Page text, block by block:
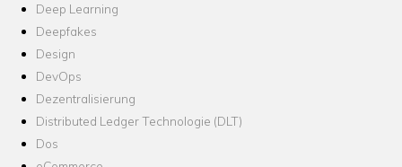
Deep Learning
Deepfakes
Design
DevOps
Dezentralisierung
Distributed Ledger Technologie (DLT)
Dos